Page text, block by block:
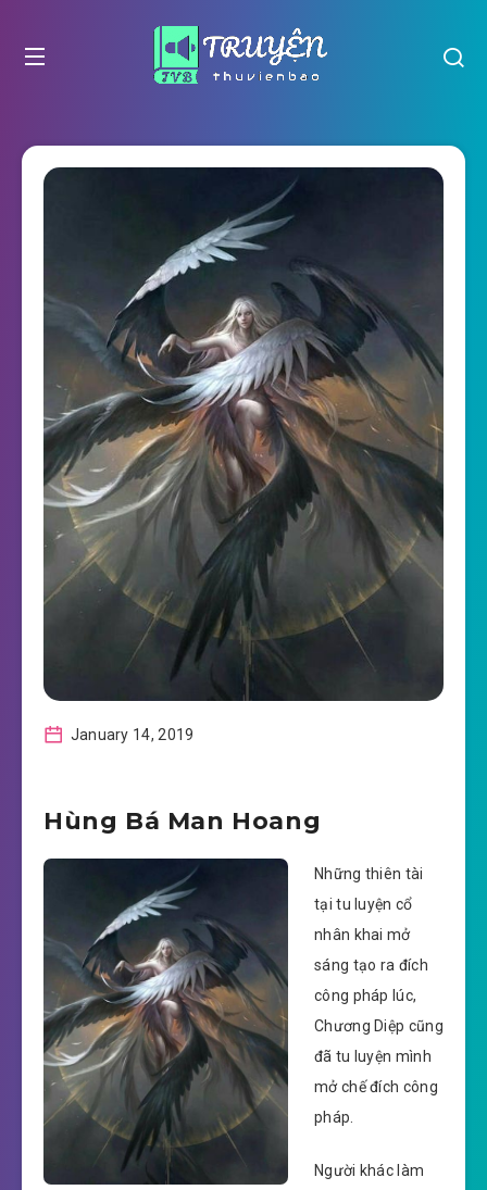
January 14, 2019
Hùng Bá Man Hoang
Những thiên tài
tại tu luyện cổ
nhân khai mở
sáng tạo ra đích
công pháp lúc,
Chương Diệp cũng
đã tu luyện mình
mở chế đích công
pháp.
Người khác làm